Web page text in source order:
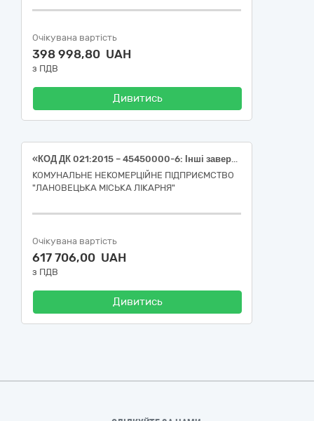
Очікувана вартість
398 998,80 UAH
з ПДВ
Дивитись
«КОД ДК 021:2015 – 45450000-6: Інші завершальні будівельні роботи «Поточний ремонт окремих приміщень(маніпуляційної, сестринської) інфекційного відділення КНП "ЛАНОВЕЦЬКА МІСЬКА ЛІКАРНЯ" за адресою: вул. Шевченка Т., 30 м. Ланівці Тернопільська область»
КОМУНАЛЬНЕ НЕКОМЕРЦІЙНЕ ПІДПРИЄМСТВО
"ЛАНОВЕЦЬКА МІСЬКА ЛІКАРНЯ"
Очікувана вартість
617 706,00 UAH
з ПДВ
Дивитись